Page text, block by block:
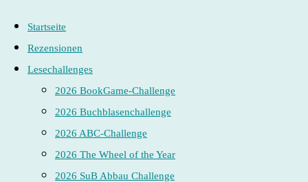
Startseite
Rezensionen
Lesechallenges
2026 BookGame-Challenge
2026 Buchblasenchallenge
2026 ABC-Challenge
2026 The Wheel of the Year
2026 SuB Abbau Challenge